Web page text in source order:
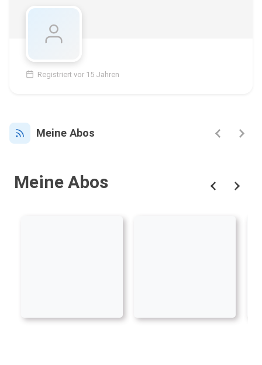
Registriert vor 15 Jahren
Meine Abos
Meine Abos